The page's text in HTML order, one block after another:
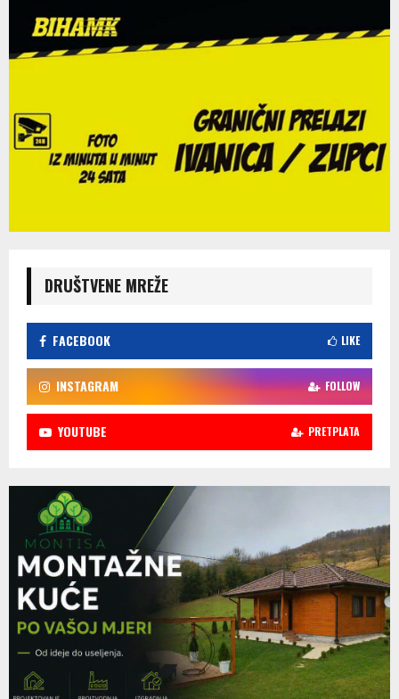
DRUŠTVENE MREŽE
FACEBOOK LIKE
INSTAGRAM FOLLOW
YOUTUBE PRETPLATA